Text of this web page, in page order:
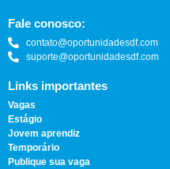
Fale conosco:
contato@oportunidadesdf.com
suporte@oportunidadesdf.com
Links importantes
Vagas
Estágio
Jovem aprendiz
Temporário
Publique sua vaga